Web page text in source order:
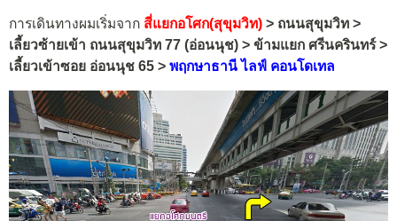
การเดินทางผมเริ่มจาก สี่แยกอโศก(สุขุมวิท) > ถนนสุขุมวิท >
เลี้ยวซ้ายเข้า ถนนสุขุมวิท 77 (อ่อนนุช) > ข้ามแยก ศรีนครินทร์ >
เลี้ยวเข้าซอย อ่อนนุช 65 > พฤกษาธานี ไลฟ์ คอนโดเทล